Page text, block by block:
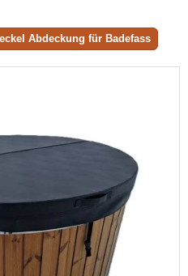
Abdeckung für Badefass